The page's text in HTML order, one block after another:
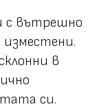
с вътрешно
изместени.
в
си.